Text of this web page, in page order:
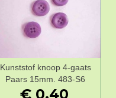
Kunststof knoop 4-gaats
Paars 15mm. 483-S6
€ 0,40